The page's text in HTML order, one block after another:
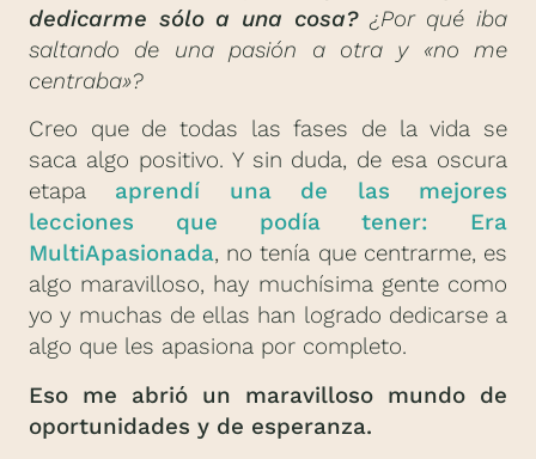
dedicarme sólo a una cosa?¿Por qué iba
saltando de una pasión a otra y «no me
centraba»?
Creo que de todas las fases de la vida se
saca algo positivo. Y sin duda, de esa oscura
etapa aprendí una de las mejores
lecciones que podía tener: Era
MultiApasionada, no tenía que centrarme, es
algo maravilloso, hay muchísima gente como
yo y muchas de ellas han logrado dedicarse a
algo que les apasiona por completo.
Eso me abrió un maravilloso mundo de
oportunidades y de esperanza.